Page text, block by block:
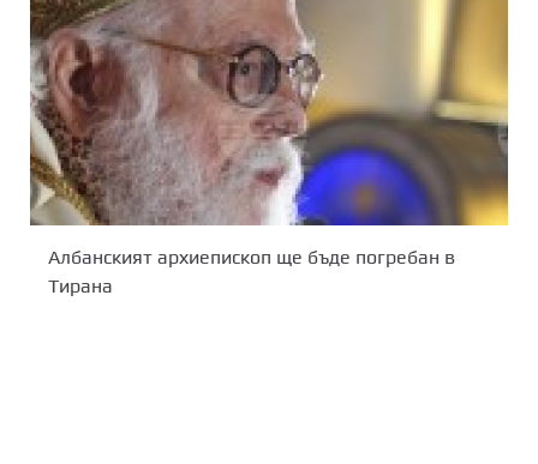
Албанският архиепископ ще бъде погребан в
Тирана